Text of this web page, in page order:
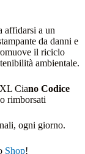
affidarsi a un
da danni e
il riciclo
ambientale.
Ciano Codice
rimborsati
ogni giorno.
Shop!